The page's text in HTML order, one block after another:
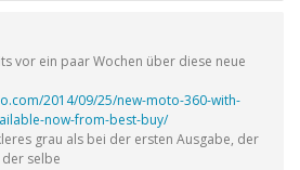
vor ein paar Wochen über diese neue
2014/09/25/new-moto-360-with-
now-from-best-buy/
grau als bei der ersten Ausgabe, der
selbe